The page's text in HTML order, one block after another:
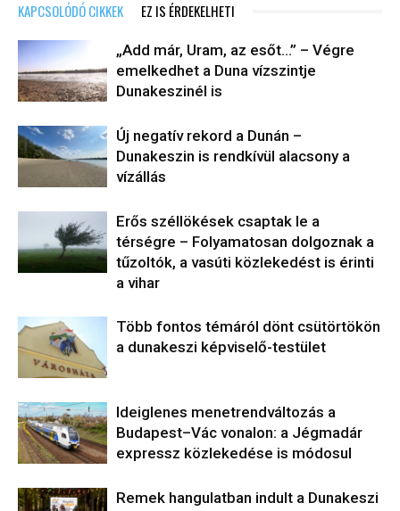
KAPCSOLÓDÓ CIKKEK EZ IS ÉRDEKELHETI
„Add már, Uram, az esőt…” – Végre
emelkedhet a Duna vízszintje
Dunakeszinél is
Új negatív rekord a Dunán –
Dunakeszin is rendkívül alacsony a
vízállás
Erős széllökések csaptak le a
térségre – Folyamatosan dolgoznak a
tűzoltók, a vasúti közlekedést is érinti
a vihar
Több fontos témáról dönt csütörtökön
a dunakeszi képviselő-testület
Ideiglenes menetrendváltozás a
Budapest–Vác vonalon: a Jégmadár
expressz közlekedése is módosul
Remek hangulatban indult a Dunakeszi